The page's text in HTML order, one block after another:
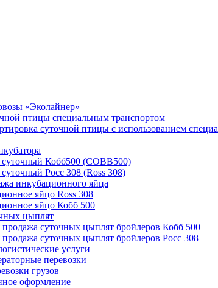
«Эколайнер»
птицы специальным транспортом
суточной птицы с использованием
суточный Кобб500 (COBB500)
Росс 308 (Ross 308)
инкубационного яйца
яйцо Ross 308
яйцо Кобб 500
цыплят
суточных цыплят бройлеров Кобб 500
суточных цыплят бройлеров Росс 308
услуги
перевозки
грузов
оформление